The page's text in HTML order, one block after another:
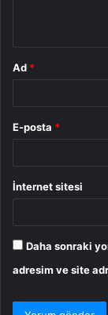
Ad *
E-posta *
İnternet sitesi
Daha sonraki
adresim ve site